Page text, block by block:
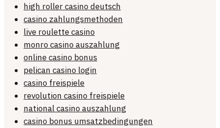
high roller casino deutsch
casino zahlungsmethoden
live roulette casino
monro casino auszahlung
online casino bonus
pelican casino login
casino freispiele
revolution casino freispiele
national casino auszahlung
casino bonus umsatzbedingungen